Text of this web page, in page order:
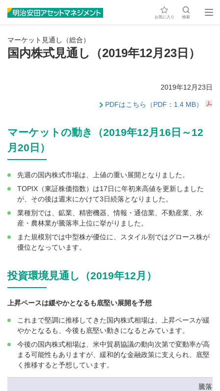
お気に入り 検索
マーケット見通し（総合）
国内株式見通し（2019年12月23日）
2019年12月23日
PDFはこちら（PDF：1.4 MB）
マーケットの動き（2019年12月16日～12
月20日）
先週の国内株式市場は、上値の重い展開となりました。
TOPIX（東証株価指数）は17日に年初来高値を更新しました
が、その後は週末にかけて3日続落となりました。
業種別では、鉱業、精密機器、情報・通信業、不動産業、水
産・農林業が騰落率上位に挙がりました。
また規模別では中型株が優位に、スタイル別ではグロース株が
優位となっています。
投資環境見通し（2019年12月）
上昇ペースは緩やかとなるも底堅い展開を予想
これまで堅調に推移してきた国内株式相場は、上昇ペースが緩
やかとなるも、今後も底堅い動きになるとみています。
今後の国内株式相場は、米中貿易協議の動向次第で変動率が高
まる可能性もありますが、緩和的な金融政策に支えられ、底堅
く推移すると予想しています。
騰落率